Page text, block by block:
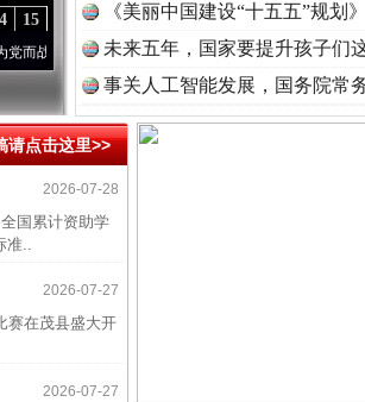
15
——百年“纪”事⑧加强纪律.. ·[视频]牢记初心使命 奋进复
《美丽中国建设“十五五”规划
未来五年，国家要提升孩子们
事关人工智能发展，国务院常
请点击这里>>
2026-07-28
国累计资助学
准..
2026-07-27
赛在茂县盛大开
2026-07-27